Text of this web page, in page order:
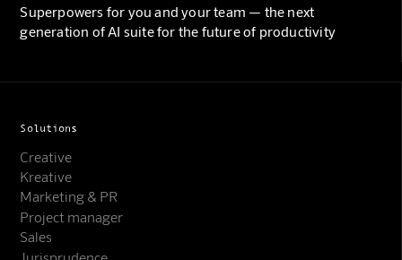
Superpowers for you and your team — the next
generation of AI suite for the future of productivity
Solutions
Creative
Kreative
Marketing & PR
Project manager
Sales
Jurisprudence